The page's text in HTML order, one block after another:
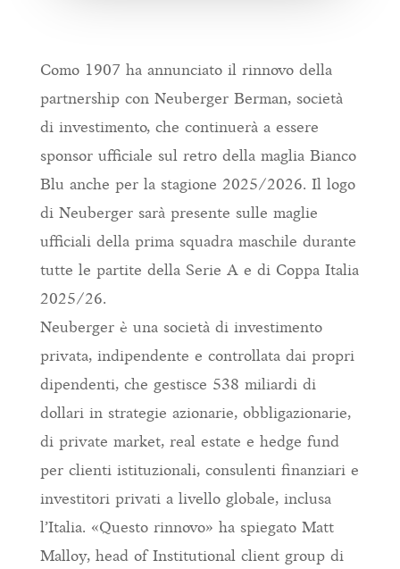
Como 1907 ha annunciato il rinnovo della
partnership con Neuberger Berman, società
di investimento, che continuerà a essere
sponsor ufficiale sul retro della maglia Bianco
Blu anche per la stagione 2025/2026. Il logo
di Neuberger sarà presente sulle maglie
ufficiali della prima squadra maschile durante
tutte le partite della Serie A e di Coppa Italia
2025/26.
Neuberger è una società di investimento
privata, indipendente e controllata dai propri
dipendenti, che gestisce 538 miliardi di
dollari in strategie azionarie, obbligazionarie,
di private market, real estate e hedge fund
per clienti istituzionali, consulenti finanziari e
investitori privati a livello globale, inclusa
l’Italia. «Questo rinnovo» ha spiegato Matt
Malloy, head of Institutional client group di